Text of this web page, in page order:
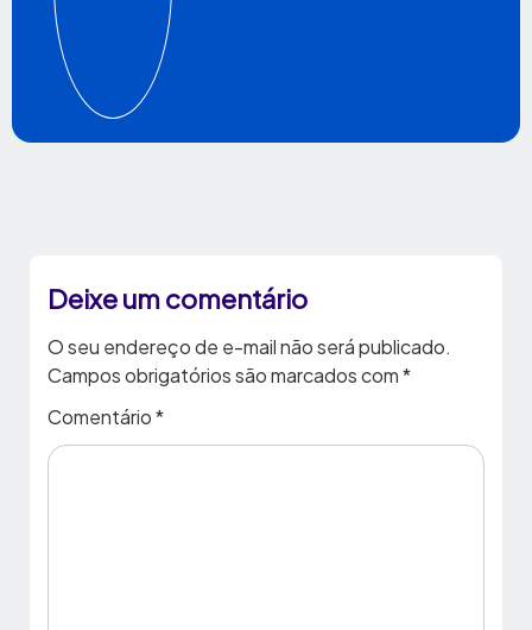
Deixe um comentário
O seu endereço de e-mail não será publicado.
Campos obrigatórios são marcados com*
Comentário*